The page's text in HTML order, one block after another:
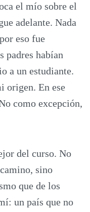
el mío sobre el
adelante. Nada
eso fue
padres habían
a un estudiante.
origen. En ese
como excepción,
del curso. No
sino
que de los
un país que no